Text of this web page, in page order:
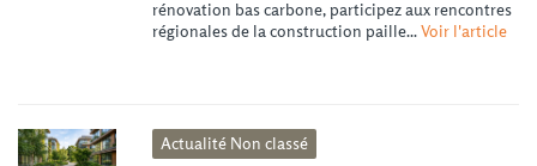
rénovation bas carbone, participez aux rencontres
régionales de la construction paille...Voir l'article
Actualité Non classé